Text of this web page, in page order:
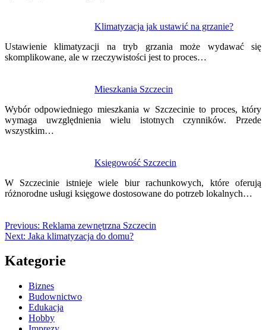
Klimatyzacja jak ustawić na grzanie?
Ustawienie klimatyzacji na tryb grzania może wydawać się
skomplikowane, ale w rzeczywistości jest to proces…
Mieszkania Szczecin
Wybór odpowiedniego mieszkania w Szczecinie to proces, który
wymaga uwzględnienia wielu istotnych czynników. Przede
wszystkim…
Księgowość Szczecin
W Szczecinie istnieje wiele biur rachunkowych, które oferują
różnorodne usługi księgowe dostosowane do potrzeb lokalnych…
Previous: Reklama zewnętrzna Szczecin
Next: Jaka klimatyzacja do domu?
Kategorie
Biznes
Budownictwo
Edukacja
Hobby